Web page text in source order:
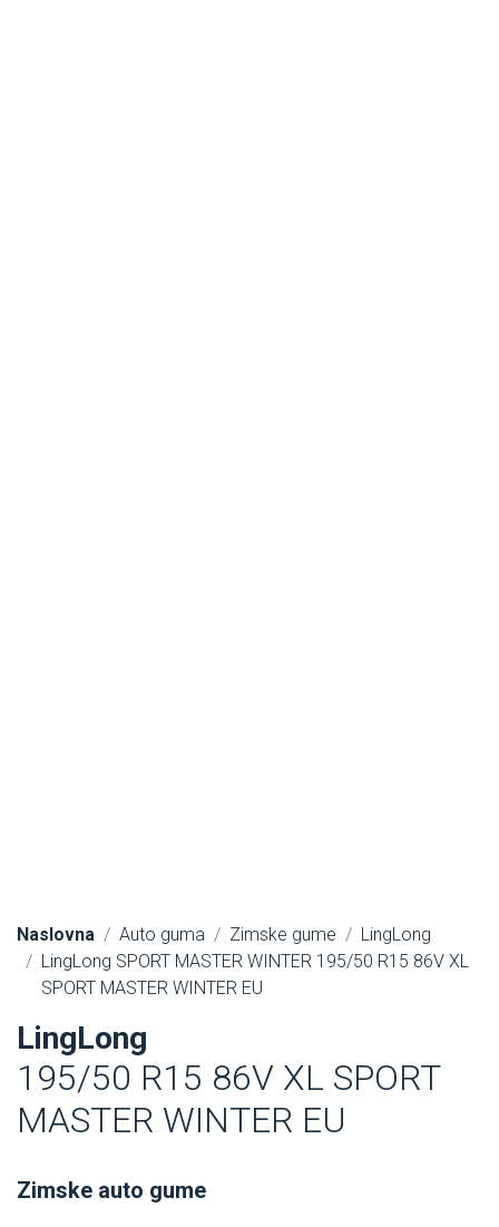
Naslovna Auto guma Zimske gume
LingLong
LingLong SPORT MASTER WINTER 195/50 R15 86V XL
SPORT MASTER WINTER EU
LingLong
195/50 R15 86V XL SPORT
MASTER WINTER EU
Zimske auto gume